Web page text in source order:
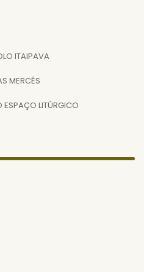
ITAIPAVA
MERCÊS
ESPAÇO LITÚRGICO